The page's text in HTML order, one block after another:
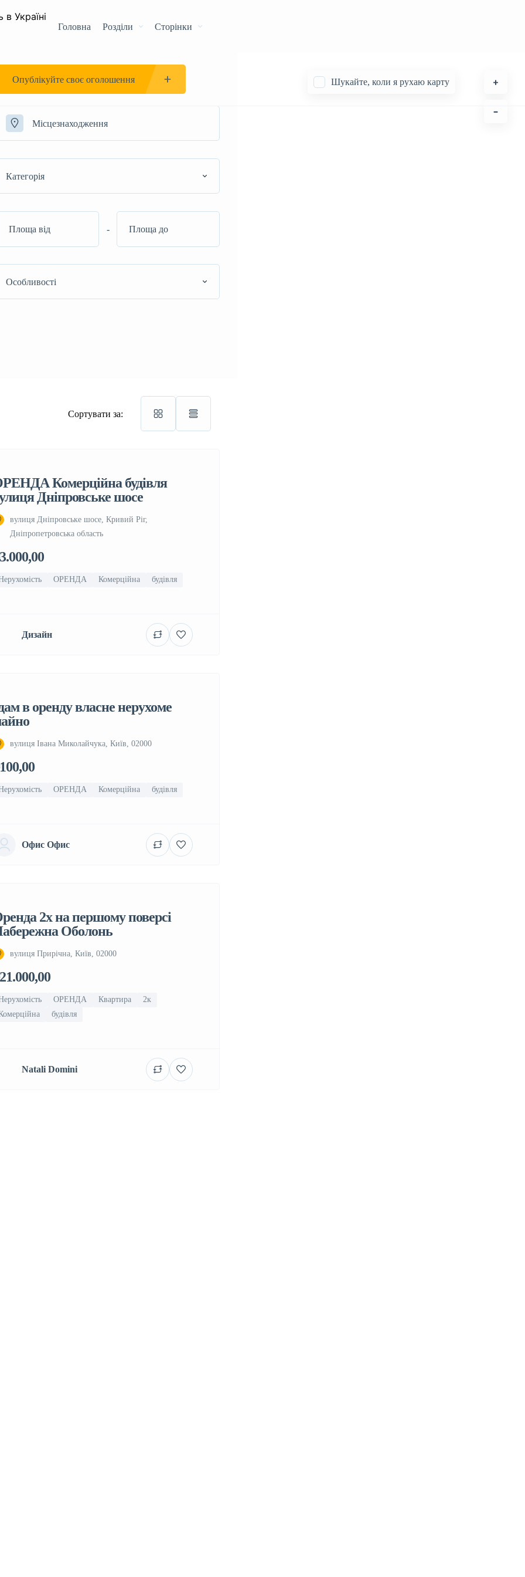
Головна Розділи Сторінки
Опублікуйте своє оголошення
Категорія
-
Особливості
Сортувати за:
Комерційна будівля
Дніпровське шосе
вулиця Дніпровське шосе, Кривий Ріг,
Дніпропетровська область
ОРЕНДА Комерційна будівля
Дизайн
в оренду власне нерухоме
вулиця Івана Миколайчука, Київ, 02000
ОРЕНДА Комерційна будівля
Офис Офис
2х на першому поверсі
Оболонь
вулиця Прирічна, Київ, 02000
ОРЕНДА Квартира
2к
будівля
Natali Domini
Шукайте, коли я рухаю карту